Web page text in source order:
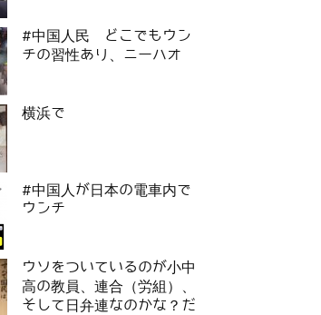
#中国人民 どこでもウン
チの習性あり、ニーハオ
横浜で
#中国人が日本の電車内で
ウンチ
ウソをついているのが小中
高の教員、連合（労組）、
そして日弁連なのかな？だ